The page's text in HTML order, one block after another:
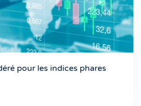
pour les indices phares